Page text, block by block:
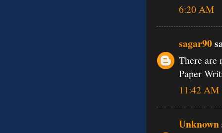
6:20 AM
sagar90
There are
Paper
11:42 AM
Unknown